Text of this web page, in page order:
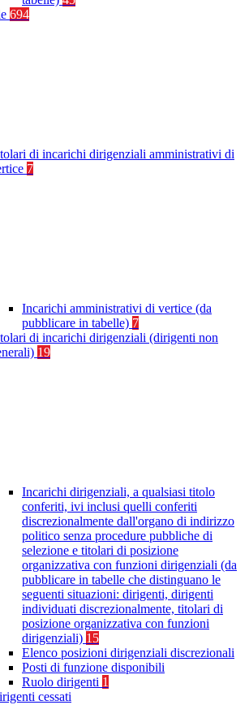
694
di incarichi dirigenziali amministrativi di
7
Incarichi amministrativi di vertice (da
pubblicare in tabelle) 7
di incarichi dirigenziali (dirigenti non
19
Incarichi dirigenziali, a qualsiasi titolo
conferiti, ivi inclusi quelli conferiti
discrezionalmente dall'organo di indirizzo
politico senza procedure pubbliche di
selezione e titolari di posizione
organizzativa con funzioni dirigenziali (da
pubblicare in tabelle che distinguano le
seguenti situazioni: dirigenti, dirigenti
individuati discrezionalmente, titolari di
posizione organizzativa con funzioni
dirigenziali) 15
Elenco posizioni dirigenziali discrezionali
Posti di funzione disponibili
Ruolo dirigenti 1
cessati